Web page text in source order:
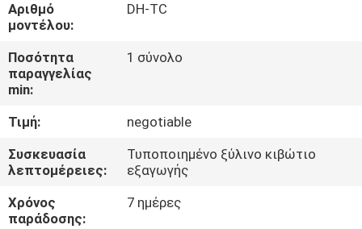
ΠΟΙΟΤΙΚΌΣ
ΈΛΕΓΧΟΣ
ΕΛΆΤΕ
ΣΕ
ΕΠΑΦΉ
ΜΕ
Αριθμό
μοντέλου:
DH-TC
Ποσότητα
παραγγελίας
min:
1 σύνολο
Τιμή:
negotiable
Συσκευασία
λεπτομέρειες:
Τυποποιημένο ξύλινο κιβώτιο
εξαγωγής
Χρόνος
παράδοσης:
7 ημέρες